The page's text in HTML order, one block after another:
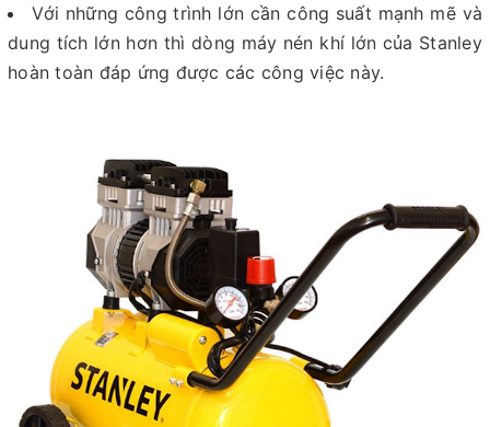
Với những công trình lớn cần công suất mạnh mẽ và
dung tích lớn hơn thì dòng máy nén khí lớn của Stanley
hoàn toàn đáp ứng được các công việc này.